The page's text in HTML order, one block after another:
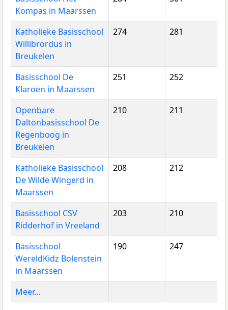
Kompas in Maarssen
Katholieke Basisschool
Willibrordus in
Breukelen
274 281
Basisschool De
Klaroen in Maarssen
251 252
Openbare
Daltonbasisschool De
Regenboog in
Breukelen
210 211
Katholieke Basisschool
De Wilde Wingerd in
Maarssen
208 212
Basisschool CSV
Ridderhof in Vreeland
203 210
Basisschool
WereldKidz Bolenstein
in Maarssen
190 247
Meer...